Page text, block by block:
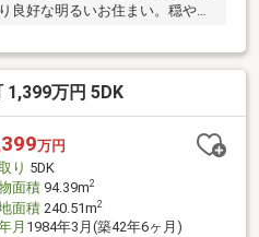
1,399万円 5DK
万円
り 5DK
面積94.39m2
面積240.51m2
月 1984年3月(築42年6ヶ月)